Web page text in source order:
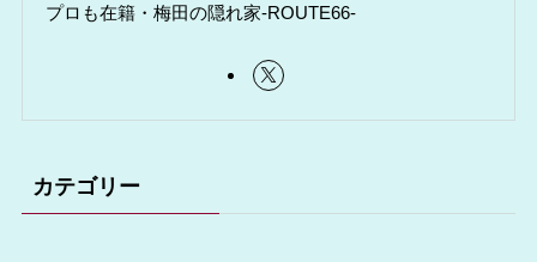
プロも在籍・梅田の隠れ家-ROUTE66-
カテゴリー